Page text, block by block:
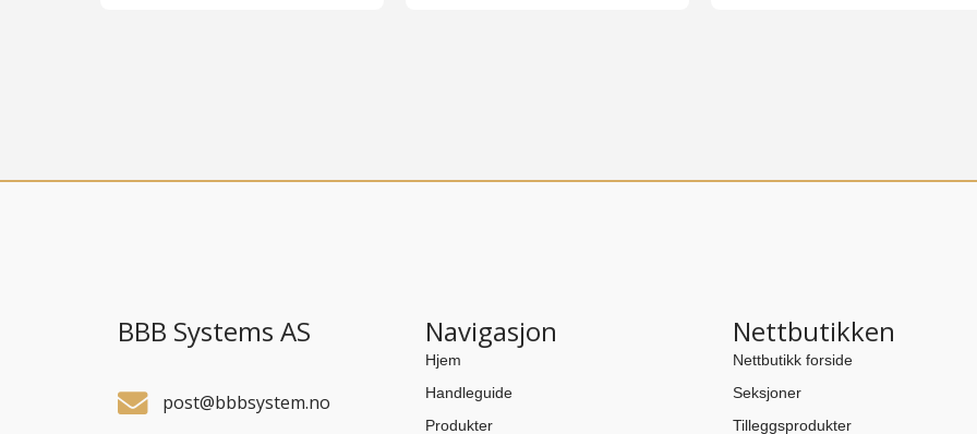
BBB Systems AS
post@bbbsystem.no
Navigasjon
Hjem
Handleguide
Produkter
Nettbutikken
Nettbutikk forside
Seksjoner
Tilleggsprodukter